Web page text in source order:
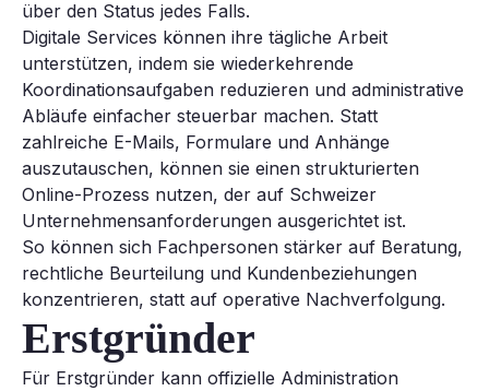
über den Status jedes Falls.
Digitale Services können ihre tägliche Arbeit
unterstützen, indem sie wiederkehrende
Koordinationsaufgaben reduzieren und administrative
Abläufe einfacher steuerbar machen. Statt
zahlreiche E-Mails, Formulare und Anhänge
auszutauschen, können sie einen strukturierten
Online-Prozess nutzen, der auf Schweizer
Unternehmensanforderungen ausgerichtet ist.
So können sich Fachpersonen stärker auf Beratung,
rechtliche Beurteilung und Kundenbeziehungen
konzentrieren, statt auf operative Nachverfolgung.
Erstgründer
Für Erstgründer kann offizielle Administration